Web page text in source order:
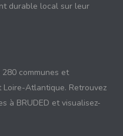
durable local sur leur
280 communes et
Atlantique. Retrouvez
à BRUDED et visualisez-